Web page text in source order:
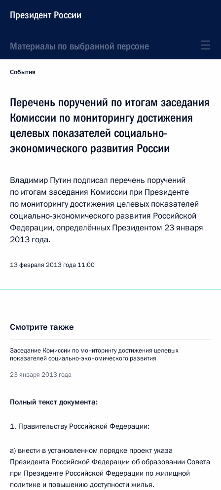
Президент России
Материалы по выбранной персоне
События
Перечень поручений по итогам заседания
Комиссии по мониторингу достижения
целевых показателей социально-
экономического развития России
Владимир Путин подписал перечень поручений
по итогам заседания Комиссии при Президенте
по мониторингу достижения целевых показателей
социально-экономического развития Российской
Федерации, определённых Президентом 23 января
2013 года.
13 февраля 2013 года 11:00
Смотрите также
Заседание Комиссии по мониторингу достижения целевых
показателей социально-экономического развития
23 января 2013 года
Полный текст документа:
1. Правительству Российской Федерации:
а) внести в установленном порядке проект указа
Президента Российской Федерации об образовании Совета
при Президенте Российской Федерации по жилищной
политике и повышению доступности жилья.